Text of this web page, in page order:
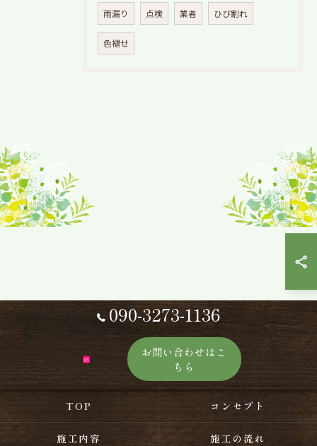
雨漏り 点検 業者 ひび割れ
色褪せ
090-3273-1136
お問い合わせはこ
ちら
TOP コンセプト
施工内容 施工の流れ